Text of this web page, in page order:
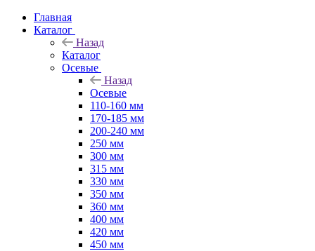
Главная
Каталог
Назад
Каталог
Осевые
Назад
Осевые
110-160 мм
170-185 мм
200-240 мм
250 мм
300 мм
315 мм
330 мм
350 мм
360 мм
400 мм
420 мм
450 мм